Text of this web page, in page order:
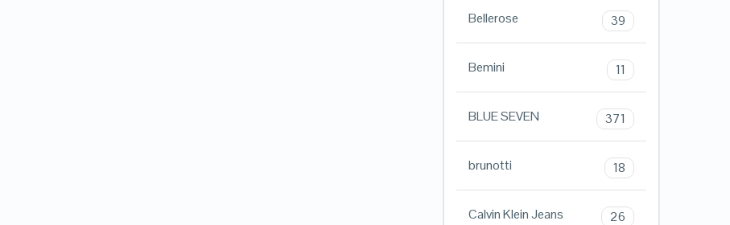
Bellerose 39
Bemini 11
BLUE SEVEN 371
brunotti 18
Calvin Klein Jeans 26